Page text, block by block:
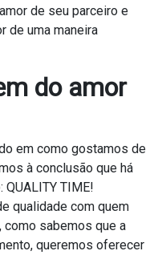
de seu parceiro e
de uma maneira
do amor
em como gostamos de
à conclusão que há
QUALITY TIME!
qualidade com quem
como sabemos que a
queremos oferecer